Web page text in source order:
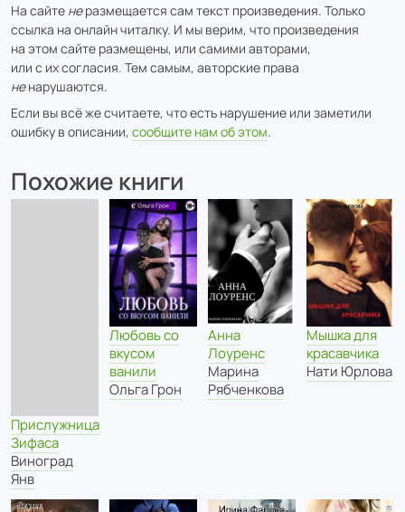
На сайте неразмещается сам текст произведения. Только
ссылка на онлайн читалку. И мы верим, что произведения
на этом сайте размещены, или самими авторами,
или с их согласия. Тем самым, авторские права
ненарушаются.
Если вы всё же считаете, что есть нарушение или заметили
ошибку в описании, сообщите нам об этом.
Похожие книги
Прислужница
Зифаса
Виноград
Янв
Любовь со
вкусом
ванили
Ольга Грон
Анна
Лоуренс
Марина
Рябченкова
Мышка для
красавчика
Нати Юрлова